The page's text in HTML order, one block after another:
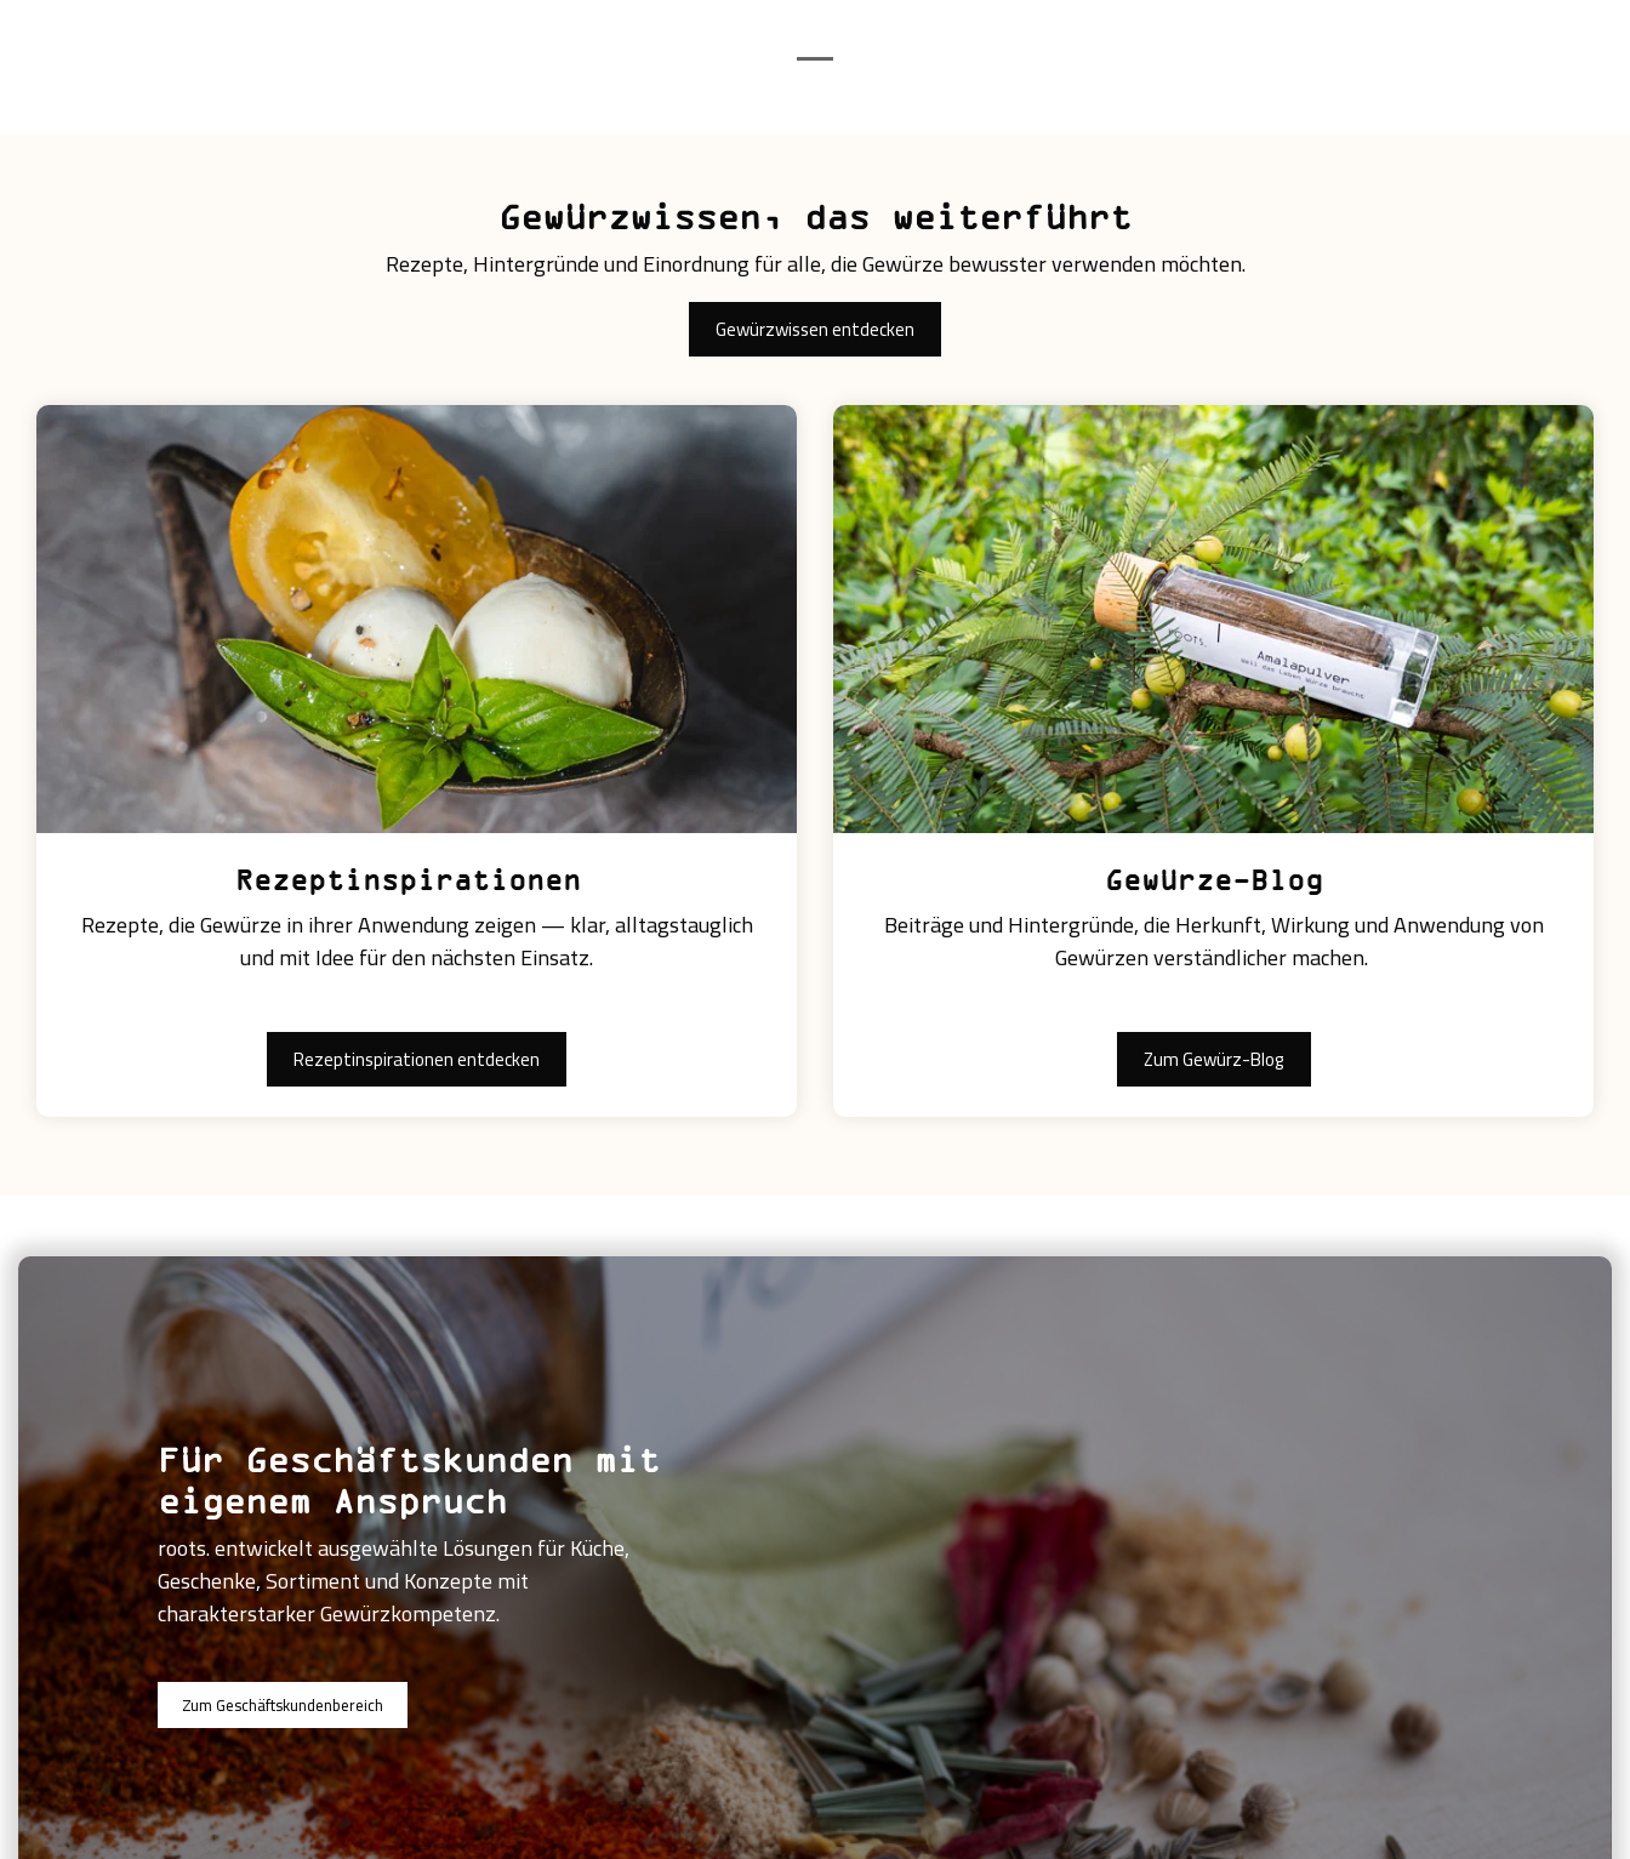
Gewürzwissen, das weiterführt
Rezepte, Hintergründe und Einordnung für alle, die Gewürze bewusster verwenden möchten.
Gewürzwissen entdecken
Rezeptinspirationen
Rezepte, die Gewürze in ihrer Anwendung zeigen — klar, alltagstauglich
und mit Idee für den nächsten Einsatz.
Rezeptinspirationen entdecken
Gewürze-Blog
Beiträge und Hintergründe, die Herkunft, Wirkung und Anwendung von
Gewürzen verständlicher machen.
Zum Gewürz-Blog
Für Geschäftskunden mit
eigenem Anspruch
roots. entwickelt ausgewählte Lösungen für Küche,
Geschenke, Sortiment und Konzepte mit
charakterstarker Gewürzkompetenz.
Zum Geschäftskundenbereich